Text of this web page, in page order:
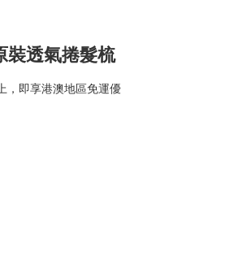
透氣捲髮梳
，即享港澳地區免運優